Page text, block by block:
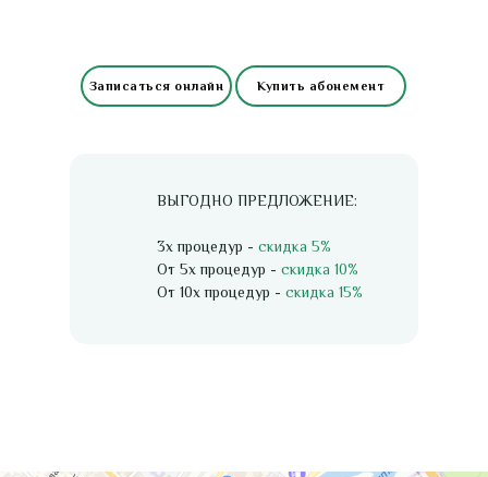
Записаться онлайн Купить абонемент
ВЫГОДНО ПРЕДЛОЖЕНИЕ:
3х процедур - скидка 5%
От 5х процедур - скидка 10%
От 10х процедур - скидка 15%